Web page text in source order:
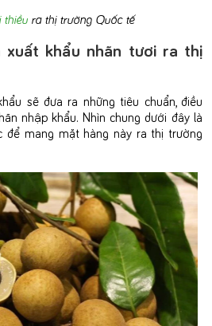
thiều ra thị trường Quốc tế
xuất khẩu nhãn tươi ra thị
sẽ đưa ra những tiêu chuẩn, điều
nhập khẩu. Nhìn chung dưới đây là
để mang mặt hàng này ra thị trường